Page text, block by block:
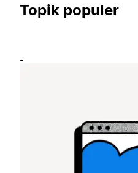
Topik populer